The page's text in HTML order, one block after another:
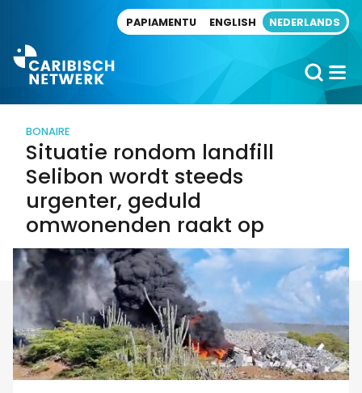
PAPIAMENTU ENGLISH NEDERLANDS
BONAIRE
Situatie rondom landfill
Selibon wordt steeds
urgenter, geduld
omwonenden raakt op